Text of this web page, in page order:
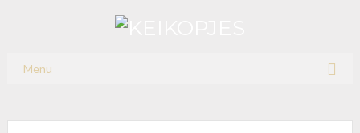
Menu